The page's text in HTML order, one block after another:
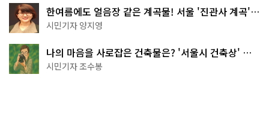
한여름에도 얼음장 같은 계곡물! 서울 '진관사 계곡'이
천국이네~
시민기자 양지영
나의 마음을 사로잡은 건축물은? '서울시 건축상' 수
상작 공개!
시민기자 조수봉